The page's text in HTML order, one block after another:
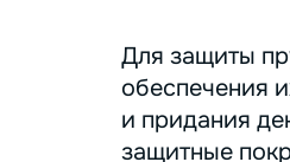
Для защиты
обеспечения
и придания
защитные